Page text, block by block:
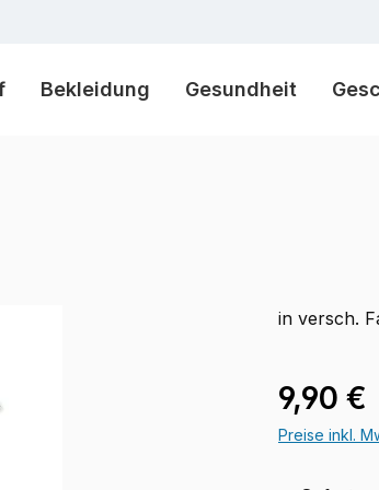
Bekleidung Gesundheit
in versch.
Regulärer
9,90 €
Preise inkl.